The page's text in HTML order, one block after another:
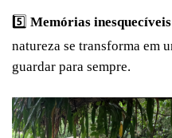
5️⃣ Memórias
natureza se transforma em
guardar para sempre.